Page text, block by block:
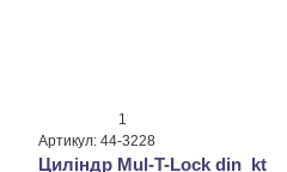
1
Артикул: 44-3228
Циліндр Mul-T-Lock din_kt